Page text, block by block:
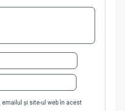
emailul și site-ul web în acest